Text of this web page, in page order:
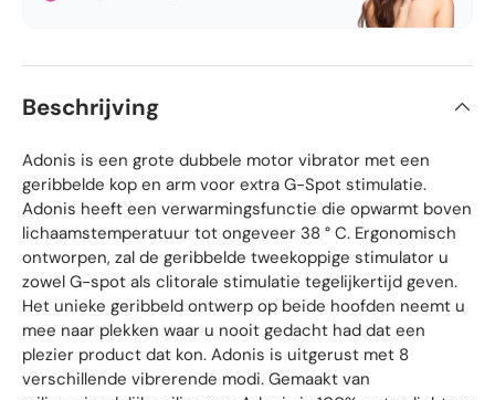
Beschrijving
Adonis is een grote dubbele motor vibrator met een
geribbelde kop en arm voor extra G-Spot stimulatie.
Adonis heeft een verwarmingsfunctie die opwarmt boven
lichaamstemperatuur tot ongeveer 38 ° C. Ergonomisch
ontworpen, zal de geribbelde tweekoppige stimulator u
zowel G-spot als clitorale stimulatie tegelijkertijd geven.
Het unieke geribbeld ontwerp op beide hoofden neemt u
mee naar plekken waar u nooit gedacht had dat een
plezier product dat kon. Adonis is uitgerust met 8
verschillende vibrerende modi. Gemaakt van